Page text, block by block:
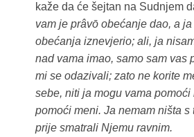
kaže da će šejtan na Sudnjem
vam je prâvō obećanje dao, a
obećanja iznevjerio; ali, ja
nad vama imao, samo sam vas
mi se odazivali; zato ne korite
sebe, niti ja mogu vama pomoći
pomoći meni. Ja nemam ništa s
prije smatrali Njemu ravnim.